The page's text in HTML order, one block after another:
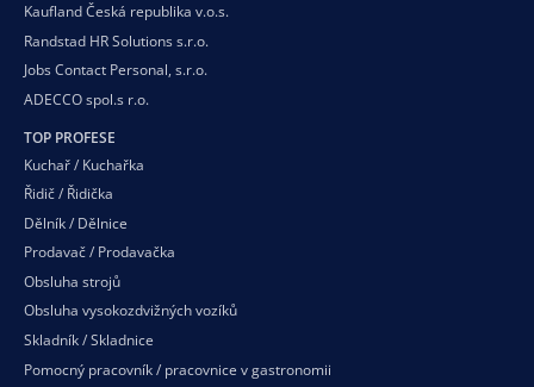
Kaufland Česká republika v.o.s.
Randstad HR Solutions s.r.o.
Jobs Contact Personal, s.r.o.
ADECCO spol.s r.o.
TOP PROFESE
Kuchař / Kuchařka
Řidič / Řidička
Dělník / Dělnice
Prodavač / Prodavačka
Obsluha strojů
Obsluha vysokozdvižných vozíků
Skladník / Skladnice
Pomocný pracovník / pracovnice v gastronomii